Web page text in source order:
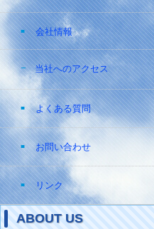
会社情報
当社へのアクセス
よくある質問
お問い合わせ
リンク
ABOUT US